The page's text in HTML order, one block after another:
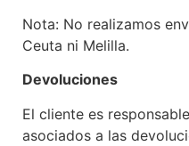
Nota: No realizamos
Ceuta ni Melilla.
Devoluciones
El cliente es
asociados a las